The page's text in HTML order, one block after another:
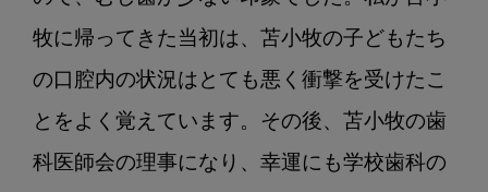
牧に帰ってきた当初は、苫小牧の子どもたち
の口腔内の状況はとても悪く衝撃を受けたこ
とをよく覚えています。その後、苫小牧の歯
科医師会の理事になり、幸運にも学校歯科の